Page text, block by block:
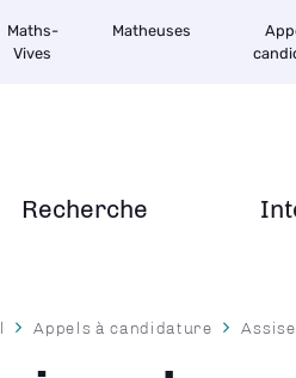
Recherche
Maths-
Vives
Matheuses
Appels à candidature